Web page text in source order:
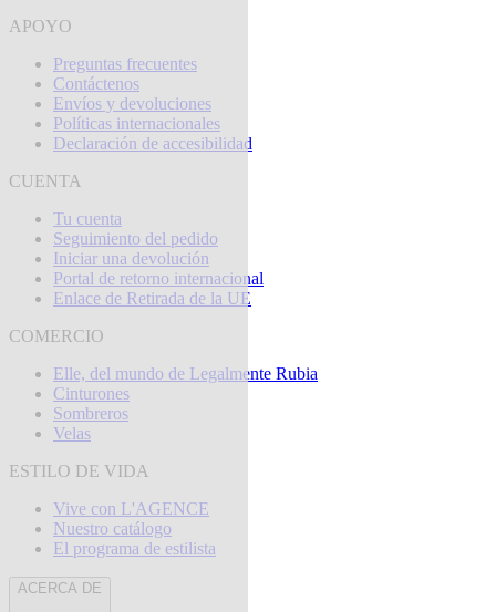
APOYO
Preguntas frecuentes
Contáctenos
Envíos y devoluciones
Políticas internacionales
Declaración de accesibilidad
CUENTA
Tu cuenta
Seguimiento del pedido
Iniciar una devolución
Portal de retorno internacional
Enlace de Retirada de la UE
COMERCIO
Elle, del mundo de Legalmente Rubia
Cinturones
Sombreros
Velas
ESTILO DE VIDA
Vive con L'AGENCE
Nuestro catálogo
El programa de estilista
ACERCA DE